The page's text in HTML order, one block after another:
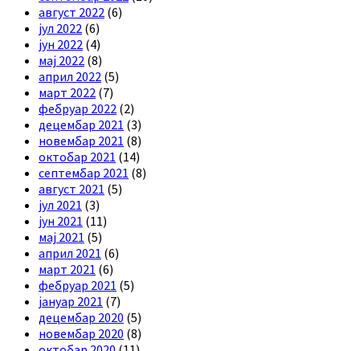
август 2022 (6)
јул 2022 (6)
јун 2022 (4)
мај 2022 (8)
април 2022 (5)
март 2022 (7)
фебруар 2022 (2)
децембар 2021 (3)
новембар 2021 (8)
октобар 2021 (14)
септембар 2021 (8)
август 2021 (5)
јул 2021 (3)
јун 2021 (11)
мај 2021 (5)
април 2021 (6)
март 2021 (6)
фебруар 2021 (5)
јануар 2021 (7)
децембар 2020 (5)
новембар 2020 (8)